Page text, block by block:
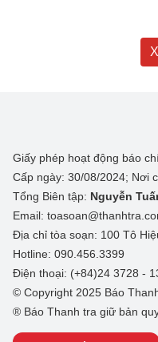
Giấy phép hoạt động báo
Cấp ngày: 30/08/2024; Nơi
Tổng Biên tập: Nguyễn
Email:
Địa chỉ tòa soạn: 100 Tô
Hotline: 090.456.3399
Điện thoại: (+84)24 3728 -
© Copyright 2025 Báo
® Báo Thanh tra giữ bản